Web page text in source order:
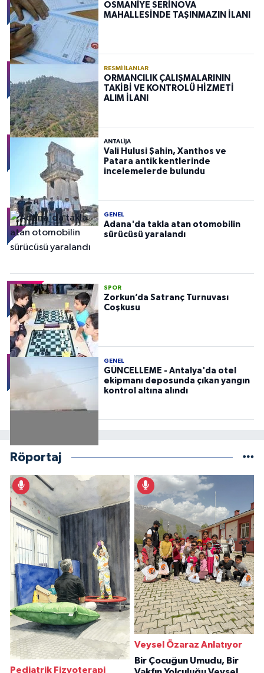
OSMANİYE SERİNOVA
MAHALLESİNDE TAŞINMAZIN İLANI
RESMI İLANLAR
ORMANCILIK ÇALIŞMALARININ
TAKİBİ VE KONTROLÜ HİZMETİ
ALIM İLANI
ANTALIJA
Vali Hulusi Şahin, Xanthos ve
Patara antik kentlerinde
incelemelerde bulundu
GENEL
Adana'da takla atan otomobilin
sürücüsü yaralandı
SPOR
Zorkun’da Satranç Turnuvası
Coşkusu
GENEL
GÜNCELLEME - Antalya'da otel
ekipmanı deposunda çıkan yangın
kontrol altına alındı
Röportaj
Pediatrik Fizyoterapi
Veysel Özaraz Anlatıyor
Bir Çocuğun Umudu, Bir